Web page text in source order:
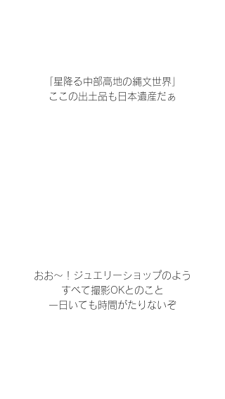
「星降る中部高地の縄文世界」
ここの出土品も日本遺産だぁ
おお～！ジュエリーショップのよう
すべて撮影OKとのこと
一日いても時間がたりないぞ